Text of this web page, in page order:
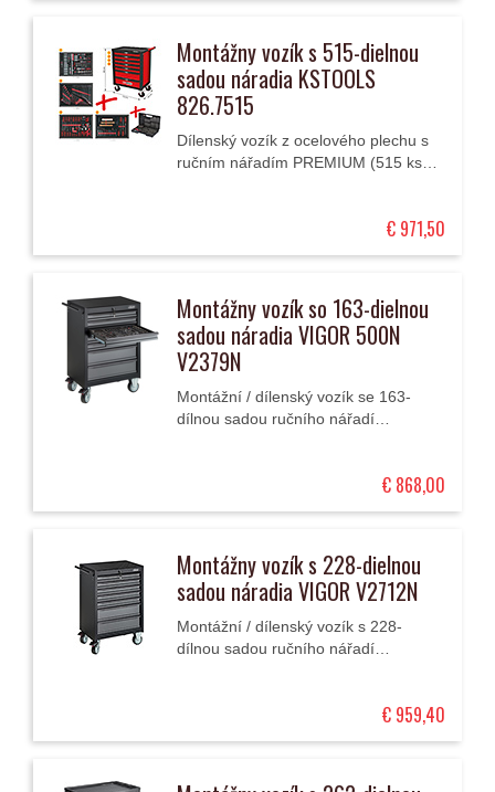
Montážny vozík s 515-dielnou
sadou náradia KSTOOLS
826.7515
Dílenský vozík z ocelového plechu s
ručním nářadím PREMIUM (515 ks)
€ 971,50
Montážny vozík so 163-dielnou
sadou náradia VIGOR 500N
V2379N
Montážní / dílenský vozík se 163-
dílnou sadou ručního nářadí
€ 868,00
Montážny vozík s 228-dielnou
sadou náradia VIGOR V2712N
Montážní / dílenský vozík s 228-
dílnou sadou ručního nářadí
€ 959,40